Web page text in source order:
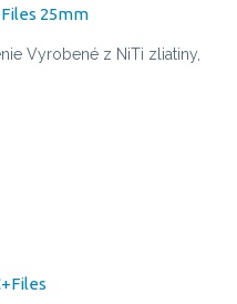
Files 25mm
Vyrobené z NiTi zliatiny,